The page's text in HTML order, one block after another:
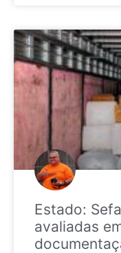
Estado:
avaliadas